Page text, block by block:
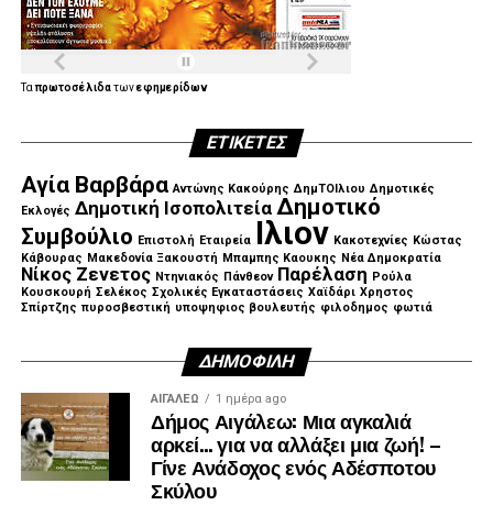
Ταπρωτοσέλιδατωνεφημερίδων
ΕΤΙΚΈΤΕΣ
Αγία Βαρβάρα Αντώνης Κακούρης ΔημΤΟΙλιου Δημοτικές
Εκλογές Δημοτική Ισοπολιτεία Δημοτικό
Συμβούλιο Επιστολή Εταιρεία Ιλιον Κακοτεχνίες Κώστας
Κάβουρας Μακεδονία Ξακουστή Μπαμπης Καουκης Νέα Δημοκρατία
Νίκος Ζενετος Ντηνιακός Πάνθεον Παρέλαση Ρούλα
Κουσκουρή Σελέκος Σχολικές Εγκαταστάσεις Χαϊδάρι Χρηστος
Σπίρτζης πυροσβεστική υποψηφιος βουλευτής φιλοδημος φωτιά
ΔΗΜΟΦΙΛΉ
ΑΙΓΑΛΕΩ 1 ημέρα ago
Δήμος Αιγάλεω: Μια αγκαλιά
αρκεί… για να αλλάξει μια ζωή! –
Γίνε Ανάδοχος ενός Αδέσποτου
Σκύλου